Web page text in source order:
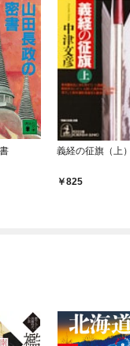
義経の征旗（上）
825